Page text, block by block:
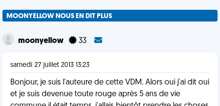
MOONYELLOW NOUS EN DIT PLUS
moonyellow 33
samedi 27 juillet 2013 13:23
Bonjour, je suis l'auteure de cette VDM. Alors oui j'ai dit oui
et je suis devenue toute rouge après 5 ans de vie